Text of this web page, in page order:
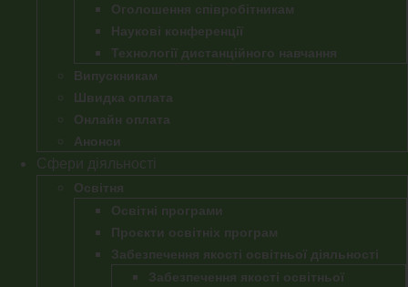
Оголошення співробітникам
Наукові конференції
Технології дистанційного навчання
Випускникам
Швидка оплата
Онлайн оплата
Анонси
Сфери діяльності
Освітня
Освітні програми
Проєкти освітніх програм
Забезпечення якості освітньої діяльності
Забезпечення якості освітньої